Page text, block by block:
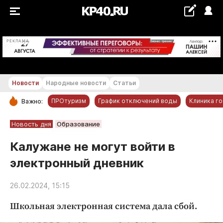
РЕКЛАМА +21...+22 °С
РУБРИКИ
Новости компаний
Статьи
Народные новости
Благоустройство
Новости Народные новости Статьи
Важно: ПРОтуризм График отключений воды Клиника
Новость дня Образование
Калужане не могут войти в
электронный дневник
26.02.2024, 15:15
Школьная электронная система дала сбой.